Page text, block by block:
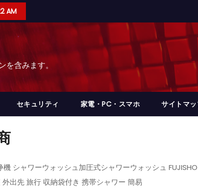
AM
を含みます。
セキュリティ 家電・PC・スマホ サイトマ
機 シャワーウォッシュ加圧式シャワーウォッシュ
出先 旅行 収納袋付き 携帯シャワー 簡易